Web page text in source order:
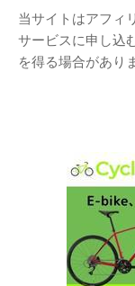
当サイトはアフィ
サービスに申し込
を得る場合があり